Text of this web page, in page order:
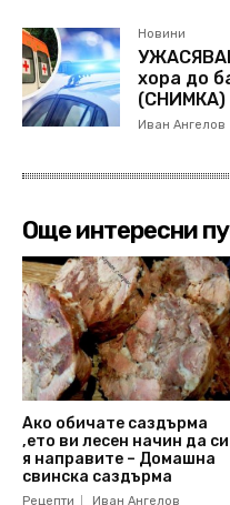
Новини
хора до
(СНИМКА)
Иван Ангелов
Още интересни
Ако обичате саздърма
,ето ви лесен начин да си
я направите – Домашна
свинска саздърма
Рецепти Иван Ангелов